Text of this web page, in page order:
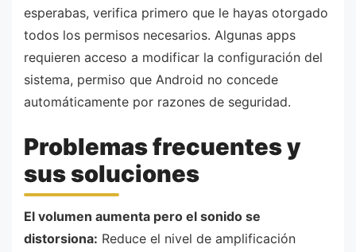
esperabas, verifica primero que le hayas otorgado
todos los permisos necesarios. Algunas apps
requieren acceso a modificar la configuración del
sistema, permiso que Android no concede
automáticamente por razones de seguridad.
Problemas frecuentes y
sus soluciones
El volumen aumenta pero el sonido se
distorsiona: Reduce el nivel de amplificación